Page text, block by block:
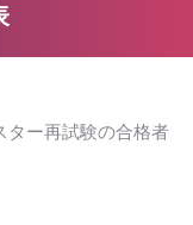
ー再試験の合格者